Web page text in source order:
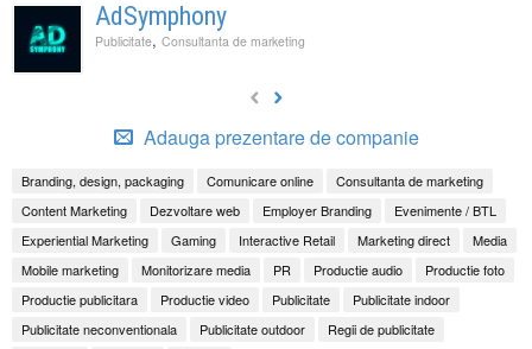
AdSymphony
Publicitate, Consultanta de marketing
Adauga prezentare de companie
Branding, design, packaging Comunicare online
Consultanta de marketing
Content Marketing
Dezvoltare web Employer Branding
Evenimente / BTL
Experiential Marketing
Gaming Interactive Retail Marketing direct
Media
Mobile marketing
Monitorizare media PR Productie audio
Productie foto
Productie publicitara
Productie video Publicitate
Publicitate indoor
Publicitate neconventionala
Publicitate outdoor Regii de publicitate